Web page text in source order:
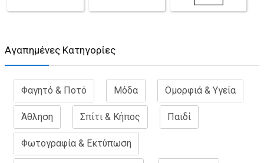
Aγαπημένες Κατηγορίες
Φαγητό & Ποτό Μόδα Ομορφιά & Υγεία
Άθληση Σπίτι & Κήπος Παιδί
Φωτογραφία & Εκτύπωση